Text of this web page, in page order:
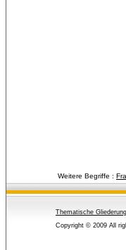
Weitere Begriffe :
Thematische Gliederung
Copyright © 2009 All